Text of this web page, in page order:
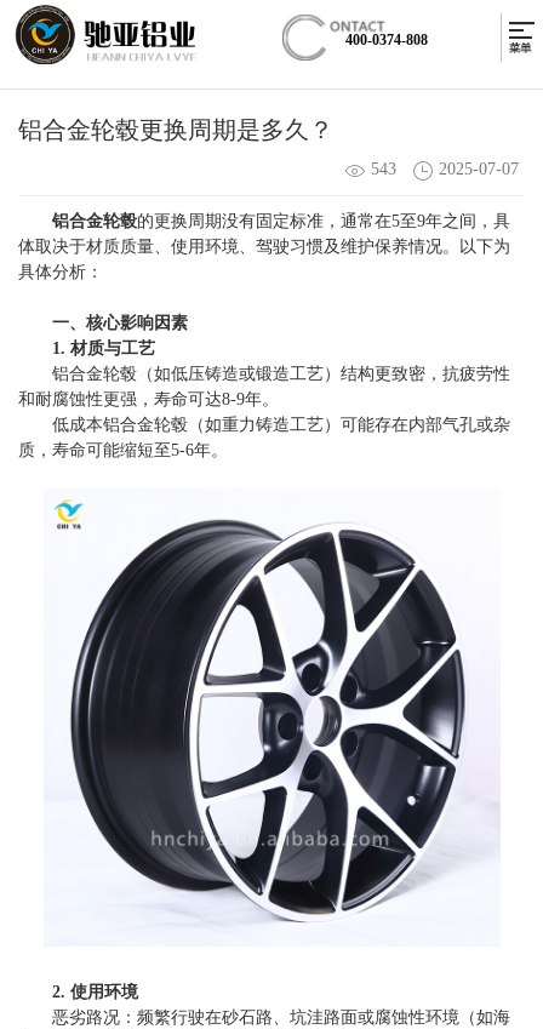
400-0374-808
铝合金轮毂更换周期是多久？
543 2025-07-07
铝合金轮毂的更换周期没有固定标准，通常在5至9年之间，具
体取决于材质质量、使用环境、驾驶习惯及维护保养情况。以下为
具体分析：
一、核心影响因素
1. 材质与工艺
铝合金轮毂（如低压铸造或锻造工艺）结构更致密，抗疲劳性
和耐腐蚀性更强，寿命可达8-9年。
低成本铝合金轮毂（如重力铸造工艺）可能存在内部气孔或杂
质，寿命可能缩短至5-6年。
2. 使用环境
恶劣路况：频繁行驶在砂石路、坑洼路面或腐蚀性环境（如海